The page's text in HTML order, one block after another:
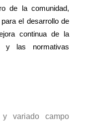
de la comunidad,
el desarrollo de
continua de la
y las normativas
variado campo